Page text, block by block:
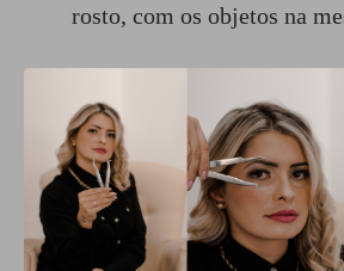
rosto, com os objetos na